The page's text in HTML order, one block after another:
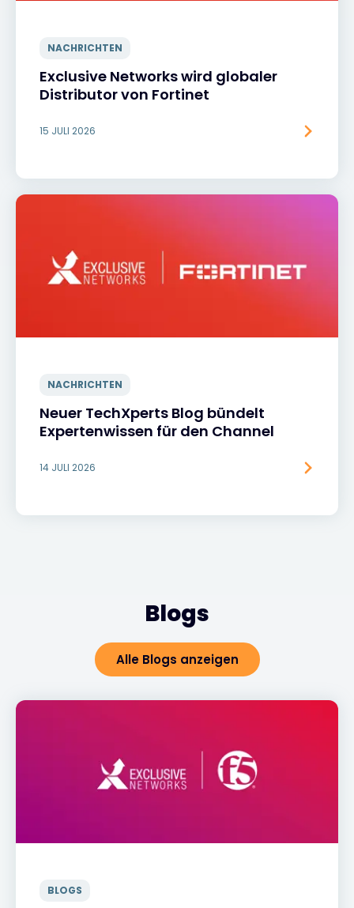
NACHRICHTEN
Exclusive Networks wird globaler
Distributor von Fortinet
15 JULI 2026
NACHRICHTEN
Neuer TechXperts Blog bündelt
Expertenwissen für den Channel
14 JULI 2026
Blogs
Alle Blogs anzeigen
BLOGS